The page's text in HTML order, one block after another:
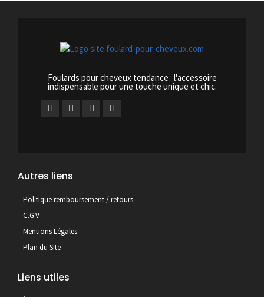
Foulards pour cheveux tendance : l'accessoire
indispensable pour une touche unique et chic.
Autres liens
Politique remboursement / retours
C.G.V
Mentions Légales
Plan du Site
Liens utiles